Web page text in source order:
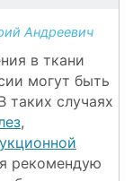
Андреевич
в ткани
могут быть
таких случаях
,
рекомендую